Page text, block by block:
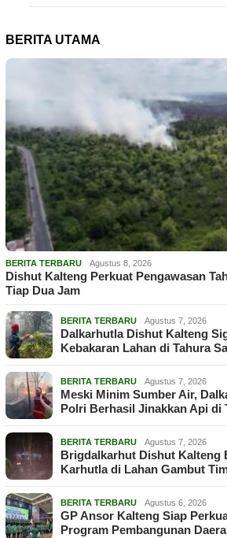
BERITA UTAMA
BERITA TERBARU Agustus 8, 2026
Dishut Kalteng Perkuat Pengawasan
Tiap Dua Jam
BERITA TERBARU Agustus 7, 2026
Dalkarhutla Dishut Kalteng
Kebakaran Lahan di Tahura
BERITA TERBARU Agustus 7, 2026
Meski Minim Sumber Air,
Polri Berhasil Jinakkan Api di
BERITA TERBARU Agustus 7, 2026
Brigdalkarhut Dishut Kalteng
Karhutla di Lahan Gambut
BERITA TERBARU Agustus 6, 2026
GP Ansor Kalteng Siap
Program Pembangunan